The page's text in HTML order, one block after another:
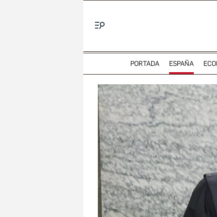
PORTADA ESPAÑA